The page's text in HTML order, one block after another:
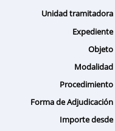
Unidad tramitadora
Expediente
Objeto
Modalidad
Procedimiento
Forma de Adjudicación
Importe desde